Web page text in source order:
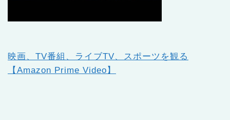
映画、TV番組、ライブTV、スポーツを観る
【Amazon Prime Video】